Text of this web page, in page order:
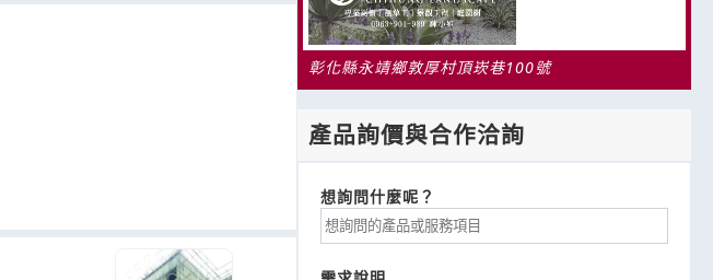
彰化縣永靖鄉敦厚村頂崁巷100號
產品詢價與合作洽詢
想詢問什麼呢？